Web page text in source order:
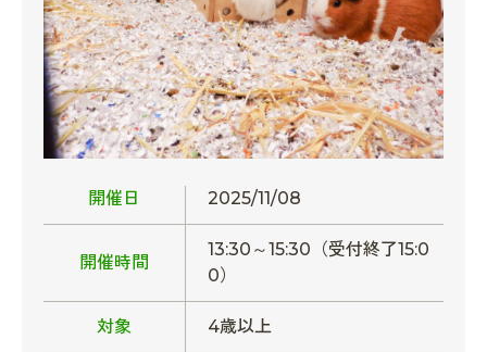
開催日 2025/11/08
開催時間
13:30～15:30（受付終了15:0
0）
対象 4歳以上